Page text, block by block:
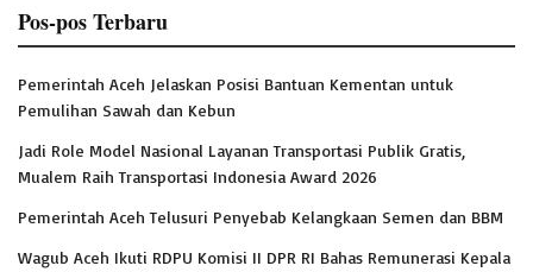
Pos-pos Terbaru
Pemerintah Aceh Jelaskan Posisi Bantuan Kementan untuk
Pemulihan Sawah dan Kebun
Jadi Role Model Nasional Layanan Transportasi Publik Gratis,
Mualem Raih Transportasi Indonesia Award 2026
Pemerintah Aceh Telusuri Penyebab Kelangkaan Semen dan BBM
Wagub Aceh Ikuti RDPU Komisi II DPR RI Bahas Remunerasi Kepala